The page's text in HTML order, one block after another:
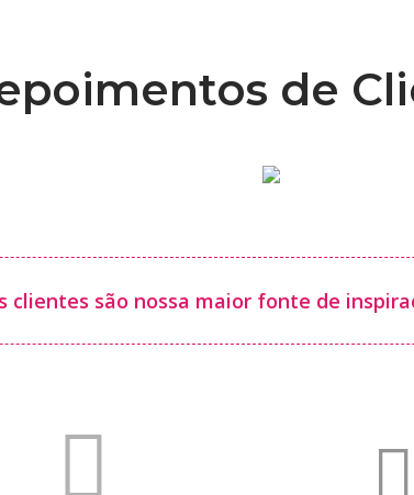
de
clientes são nossa maior fonte de